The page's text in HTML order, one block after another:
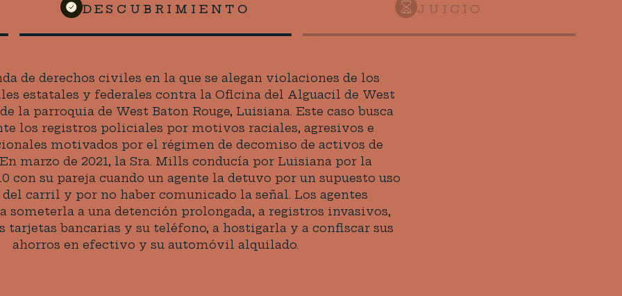
DESCUBRIMIENTO JUICIO
de derechos civiles en la que se alegan violaciones de los
estatales y federales contra la Oficina del Alguacil de West
la parroquia de West Baton Rouge, Luisiana. Este caso busca
los registros policiales por motivos raciales, agresivos e
motivados por el régimen de decomiso de activos de
marzo de 2021, la Sra. Mills conducía por Luisiana por la
con su pareja cuando un agente la detuvo por un supuesto uso
carril y por no haber comunicado la señal. Los agentes
someterla a una detención prolongada, a registros invasivos,
tarjetas bancarias y su teléfono, a hostigarla y a confiscar sus
ahorros en efectivo y su automóvil alquilado.